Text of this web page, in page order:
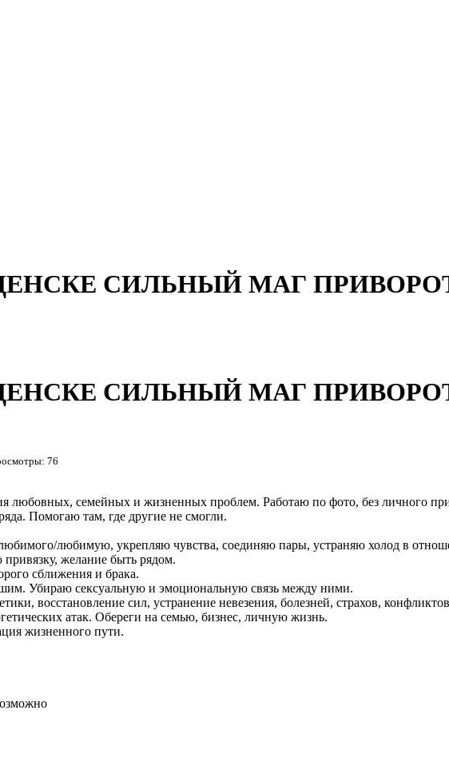
СИЛЬНЫЙ МАГ
СИЛЬНЫЙ МАГ
76
любовных, семейных и жизненных проблем. Работаю по фото, без личного
Помогаю там, где другие не смогли.
любимую, укрепляю чувства, соединяю пары, устраняю холод в
желание быть рядом.
сближения и брака.
Убираю сексуальную и эмоциональную связь между ними.
восстановление сил, устранение невезения, болезней, страхов,
атак. Обереги на семью, бизнес, личную жизнь.
жизненного пути.